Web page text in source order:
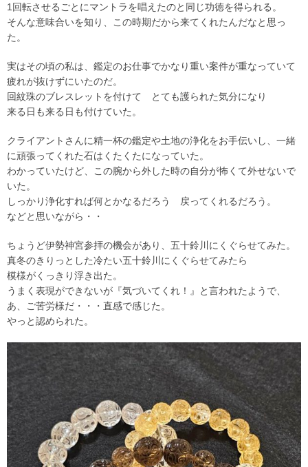
1回転させるごとにマントラを唱えたのと同じ功徳を得られる。
そんな意味合いを知り、この時期だから来てくれたんだなと思っ
た。
実はその頃の私は、鑑定のお仕事でかなり重い案件が重なっていて
疲れが抜けずにいたのだ。
回紋珠のブレスレットを付けて とても護られた気分になり
来る日も来る日も付けていた。
クライアントさんに精一杯の鑑定や土地の浄化をお手伝いし、一緒
に頑張ってくれた石はくたくたになっていた。
わかっていたけど、この腕から外した時の自分が怖くて外せないで
いた。
しっかり浄化すれば何とかなるだろう 戻ってくれるだろう。
などと思いながら・・
ちょうど伊勢神宮参拝の機会があり、五十鈴川にくぐらせてみた。
真冬のきりっとした冷たい五十鈴川にくぐらせてみたら
模様がくっきり浮き出た。
うまく表現ができないが『気づいてくれ！』と言われたようで、
あ、ご苦労様だ・・・直感で感じた。
やっと認められた。